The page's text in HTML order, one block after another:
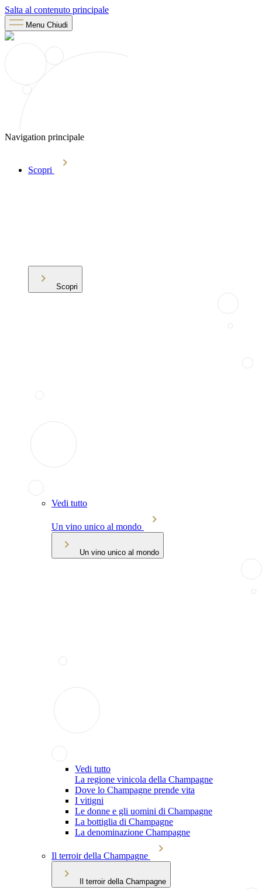
Salta al contenuto principale
Menu Chiudi
Navigation principale
Scopri
Scopri
Vedi tutto
Un vino unico al mondo
Un vino unico al mondo
Vedi tutto
La regione vinicola della Champagne
Dove lo Champagne prende vita
I vitigni
Le donne e gli uomini di Champagne
La bottiglia di Champagne
La denominazione Champagne
Il terroir della Champagne
Il terroir della Champagne